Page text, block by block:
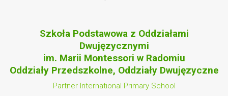
Szkoła Podstawowa z Oddziałami
Dwujęzycznymi
im. Marii Montessori w Radomiu
Oddziały Przedszkolne, Oddziały Dwujęzyczne
Partner International Primary School